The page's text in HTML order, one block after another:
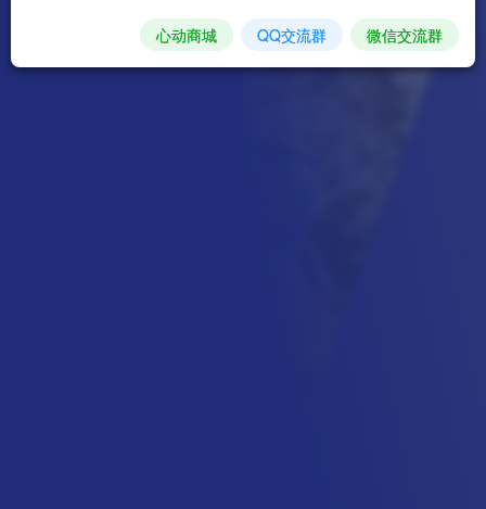
心动商城 QQ交流群 微信交流群